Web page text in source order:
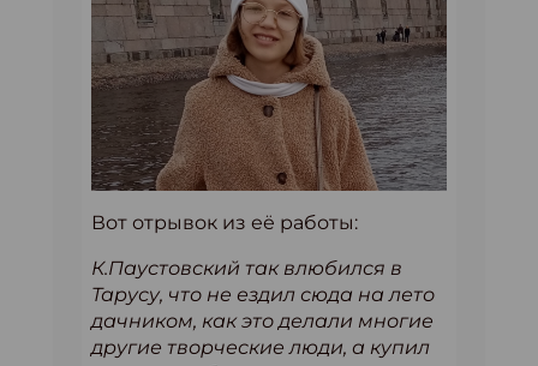
Вот отрывок из её работы:
К.Паустовский так влюбился в
Тарусу, что не ездил сюда на лето
дачником, как это делали многие
другие творческие люди, а купил